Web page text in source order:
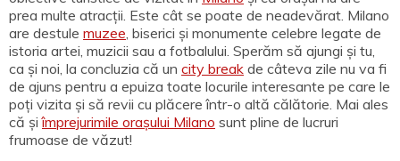
prea multe atracții. Este cât se poate de neadevărat. Milano
are destule muzee, biserici și monumente celebre legate de
istoria artei, muzicii sau a fotbalului. Sperăm să ajungi și tu,
ca și noi, la concluzia că un city break de câteva zile nu va fi
de ajuns pentru a epuiza toate locurile interesante pe care le
poți vizita și să revii cu plăcere într-o altă călătorie. Mai ales
că șiîmprejurimile orașului Milano sunt pline de lucruri
frumoase de văzut!